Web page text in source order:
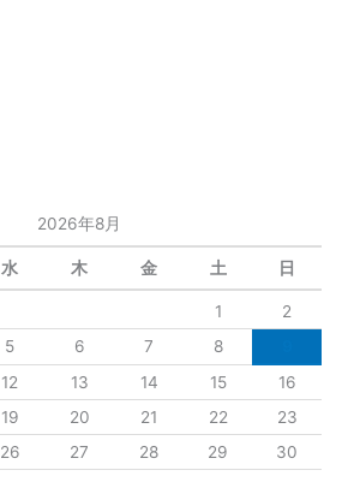
2026年8月
水 木 金 土 日
1
2
5 6 7 8
12 13 14 15
16
19 20 21 22
23
26 27 28 29
30